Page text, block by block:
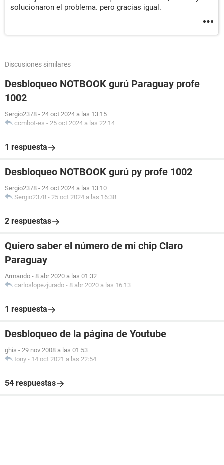
solucionaron el problema. pero gracias igual.
Discusiones similares
Desbloqueo NOTBOOK gurú Paraguay profe
1002
Sergio2378 - 24 oct 2024 a las 13:15
ccmbot-es - 25 oct 2024 a las 22:14
1 respuesta
Desbloqueo NOTBOOK gurú py profe 1002
Sergio2378 - 24 oct 2024 a las 13:10
Sergio2378 - 25 oct 2024 a las 16:38
2 respuestas
Quiero saber el número de mi chip Claro
Paraguay
Armando - 8 abr 2020 a las 01:32
carloslopezjurado - 8 abr 2020 a las 16:13
1 respuesta
Desbloqueo de la página de Youtube
ghis - 29 nov 2008 a las 01:53
tony - 14 oct 2021 a las 22:54
54 respuestas